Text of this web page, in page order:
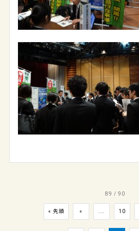
89 / 90
« 先頭 « 10